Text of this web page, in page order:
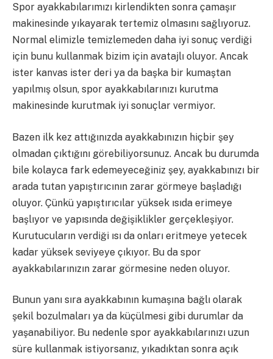
Spor ayakkabılarımızı kirlendikten sonra çamaşır
makinesinde yıkayarak tertemiz olmasını sağlıyoruz.
Normal elimizle temizlemeden daha iyi sonuç verdiği
için bunu kullanmak bizim için avatajlı oluyor. Ancak
ister kanvas ister deri ya da başka bir kumaştan
yapılmış olsun, spor ayakkabılarınızı kurutma
makinesinde kurutmak iyi sonuçlar vermiyor.
Bazen ilk kez attığınızda ayakkabınızın hiçbir şey
olmadan çıktığını görebiliyorsunuz. Ancak bu durumda
bile kolayca fark edemeyeceğiniz şey, ayakkabınızı bir
arada tutan yapıştırıcının zarar görmeye başladığı
oluyor. Çünkü yapıştırıcılar yüksek ısıda erimeye
başlıyor ve yapısında değişiklikler gerçekleşiyor.
Kurutucuların verdiği ısı da onları eritmeye yetecek
kadar yüksek seviyeye çıkıyor. Bu da spor
ayakkabılarınızın zarar görmesine neden oluyor.
Bunun yanı sıra ayakkabının kumaşına bağlı olarak
şekil bozulmaları ya da küçülmesi gibi durumlar da
yaşanabiliyor. Bu nedenle spor ayakkabılarınızı uzun
süre kullanmak istiyorsanız, yıkadıktan sonra açık